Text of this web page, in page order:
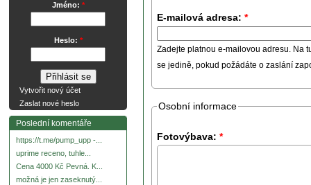
Jméno: *
Heslo: *
Vytvořit nový účet
Zaslat nové heslo
Poslední komentáře
https://t.me/pump_upp -...
uprime receno, tuhle...
Cena 4000 Kč Pevná. K...
možná je jen zaseknutý...
E-mailová adresa: *
Zadejte platnou e-mailovou adresu. Na
se jedině, pokud požádáte o zaslání
Osobní informace
Fotovýbava: *